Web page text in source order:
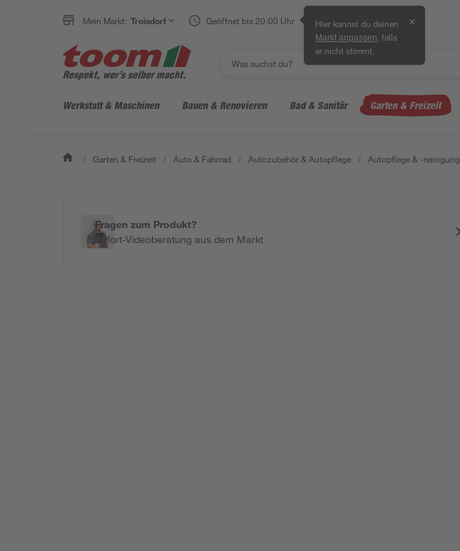
Mein Markt: Troisdorf Geöffnet bis 20:00 Uhr Hier kannst du deinen
Markt anpassen , falls
er nicht stimmt.
✕
Werkstatt & Maschinen Bauen & Renovieren Bad & Sanitär Garten & Freizeit
/ Garten & Freizeit / Auto & Fahrrad / Autozubehör & Autopflege / Autopflege & -reinigung
Fragen zum Produkt?
Sofort-Videoberatung aus dem Markt